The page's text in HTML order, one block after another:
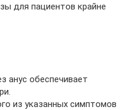
для пациентов крайне
анус обеспечивает
из указанных симптомов